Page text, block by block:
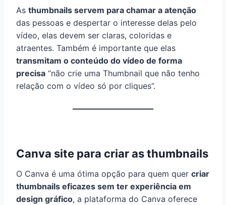
As thumbnails servem para chamar a atenção
das pessoas e despertar o interesse delas pelo
vídeo, elas devem ser claras, coloridas e
atraentes. Também é importante que elas
transmitam o conteúdo do vídeo de forma
precisa “não crie uma Thumbnail que não tenho
relação com o vídeo só por cliques”.
Canva site para criar as thumbnails
O Canva é uma ótima opção para quem quer criar
thumbnails eficazes sem ter experiência em
design gráfico, a plataforma do Canva oferece